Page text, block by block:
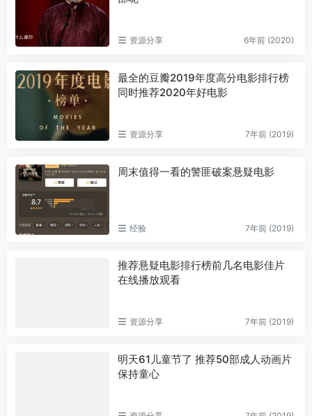
资源分享 6年前 (2020)
最全的豆瓣2019年度高分电影排行榜
同时推荐2020年好电影
资源分享 7年前 (2019)
周末值得一看的警匪破案悬疑电影
经验 7年前 (2019)
推荐悬疑电影排行榜前几名电影佳片
在线播放观看
资源分享 7年前 (2019)
明天61儿童节了 推荐50部成人动画片
保持童心